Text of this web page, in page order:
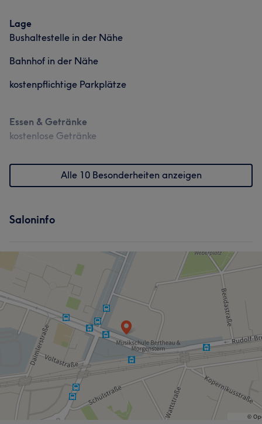
Lage
Bushaltestelle in der Nähe
Bahnhof in der Nähe
kostenpflichtige Parkplätze
Essen & Getränke
kostenlose Getränke
Alle 10 Besonderheiten anzeigen
Saloninfo